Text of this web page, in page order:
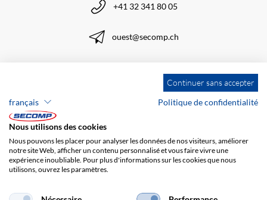
+41 32 341 80 05
ouest@secomp.ch
S'inscrire à la Newsletter
Continuer sans accepter
français
Politique de confidentialité
Nous utilisons des cookies
Nous pouvons les placer pour analyser les données de nos visiteurs, améliorer
notre site Web, afficher un contenu personnalisé et vous faire vivre une
expérience inoubliable. Pour plus d'informations sur les cookies que nous
utilisons, ouvrez les paramètres.